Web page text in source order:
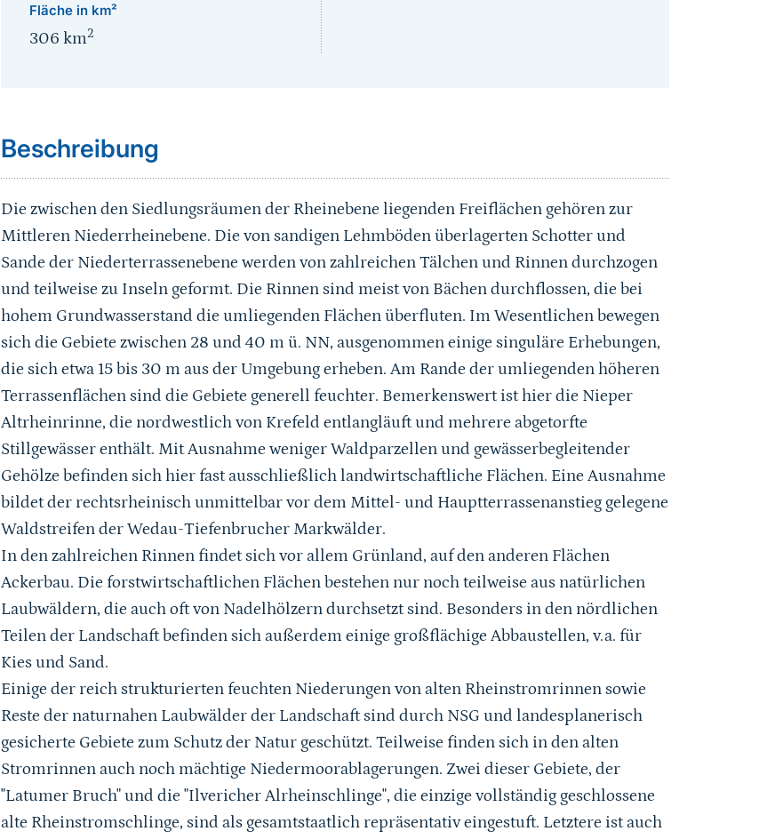
Fläche in km²
306 km2
Beschreibung
Die zwischen den Siedlungsräumen der Rheinebene liegenden Freiflächen gehören zur
Mittleren Niederrheinebene. Die von sandigen Lehmböden überlagerten Schotter und
Sande der Niederterrassenebene werden von zahlreichen Tälchen und Rinnen durchzogen
und teilweise zu Inseln geformt. Die Rinnen sind meist von Bächen durchflossen, die bei
hohem Grundwasserstand die umliegenden Flächen überfluten. Im Wesentlichen bewegen
sich die Gebiete zwischen 28 und 40 m ü. NN, ausgenommen einige singuläre Erhebungen,
die sich etwa 15 bis 30 m aus der Umgebung erheben. Am Rande der umliegenden höheren
Terrassenflächen sind die Gebiete generell feuchter. Bemerkenswert ist hier die Nieper
Altrheinrinne, die nordwestlich von Krefeld entlangläuft und mehrere abgetorfte
Stillgewässer enthält. Mit Ausnahme weniger Waldparzellen und gewässerbegleitender
Gehölze befinden sich hier fast ausschließlich landwirtschaftliche Flächen. Eine Ausnahme
bildet der rechtsrheinisch unmittelbar vor dem Mittel- und Hauptterrassenanstieg gelegene
Waldstreifen der Wedau-Tiefenbrucher Markwälder.
In den zahlreichen Rinnen findet sich vor allem Grünland, auf den anderen Flächen
Ackerbau. Die forstwirtschaftlichen Flächen bestehen nur noch teilweise aus natürlichen
Laubwäldern, die auch oft von Nadelhölzern durchsetzt sind. Besonders in den nördlichen
Teilen der Landschaft befinden sich außerdem einige großflächige Abbaustellen, v.a. für
Kies und Sand.
Einige der reich strukturierten feuchten Niederungen von alten Rheinstromrinnen sowie
Reste der naturnahen Laubwälder der Landschaft sind durch NSG und landesplanerisch
gesicherte Gebiete zum Schutz der Natur geschützt. Teilweise finden sich in den alten
Stromrinnen auch noch mächtige Niedermoorablagerungen. Zwei dieser Gebiete, der
"Latumer Bruch" und die "Ilvericher Alrheinschlinge", die einzige vollständig geschlossene
alte Rheinstromschlinge, sind als gesamtstaatlich repräsentativ eingestuft. Letztere ist auch